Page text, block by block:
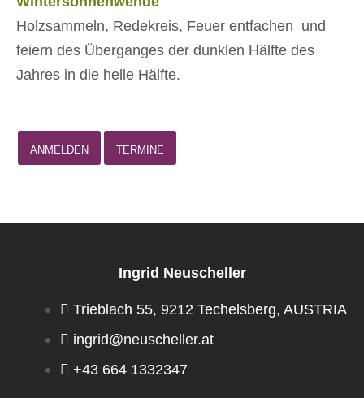
Holzsammeln, Redekreis, Feuer entfachen und
feiern des Überganges der dunklen Hälfte des
Jahres in die helle Hälfte.
ANMELDEN TERMINE
Ingrid Neuscheller
Trieblach 55, 9212 Techelsberg, AUSTRIA
ingrid@neuscheller.at
+43 664 1332347